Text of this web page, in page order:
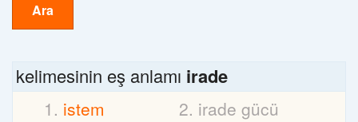
Ara
kelimesinin eş anlamı irade
istem
irade gücü